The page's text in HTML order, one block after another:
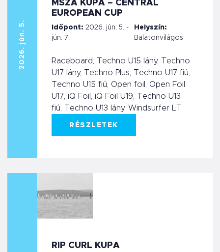
2026. jún. 5.
MSZA KUPA – CENTRAL
EUROPEAN CUP
Időpont: 2026. jún. 5. -
jún. 7.
Helyszín:
Balatonvilágos
Raceboard, Techno U15 lány, Techno
U17 lány, Techno Plus, Techno U17 fiú,
Techno U15 fiú, Open foil, Open Foil
U17, iQ Foil, iQ Foil U19, Techno U13
fiú, Techno U13 lány, Windsurfer LT
RÉSZLETEK
RIP CURL KUPA